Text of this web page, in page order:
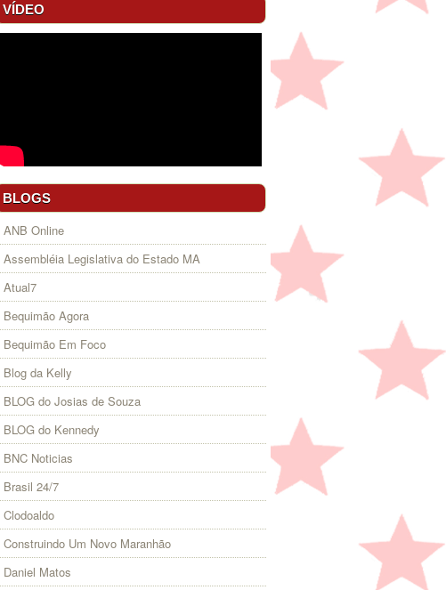
VÍDEO
BLOGS
ANB Online
Assembléia Legislativa do Estado MA
Atual7
Bequimão Agora
Bequimão Em Foco
Blog da Kelly
BLOG do Josias de Souza
BLOG do Kennedy
BNC Noticias
Brasil 24/7
Clodoaldo
Construindo Um Novo Maranhão
Daniel Matos